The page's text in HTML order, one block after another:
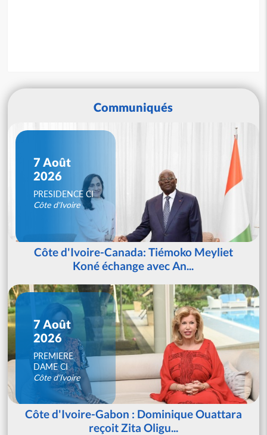
Communiqués
7 Août
2026
PRESIDENCE CI
Côte d'Ivoire
Côte d'Ivoire-Canada: Tiémoko Meyliet
Koné échange avec An...
7 Août
2026
PREMIERE
DAME CI
Côte d'Ivoire
Côte d'Ivoire-Gabon : Dominique Ouattara
reçoit Zita Oligu...